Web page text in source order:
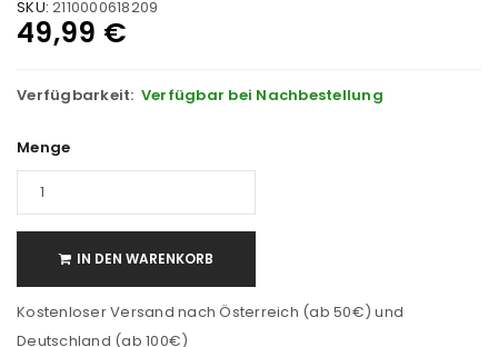
SKU: 2110000618209
49,99 €
Verfügbarkeit: Verfügbar bei Nachbestellung
Menge
IN DEN WARENKORB
Kostenloser Versand nach Österreich (ab 50€) und
Deutschland (ab 100€)